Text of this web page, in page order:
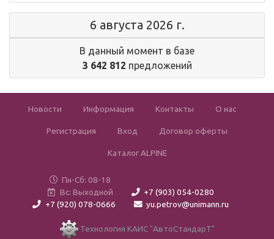
6 августа 2026 г.
В данный момент в базе
3 642 812 предложений
Новости Информация Контакты О нас
Регистрация Вход Договор оферты
Каталог ALPINE
Пн-Сб: 08-18
Вс: Выходной
+7 (903) 054-0280
+7 (920) 078-0666
yu.petrov@unimann.ru
Технология КАИС "АвтоСтандарТ"